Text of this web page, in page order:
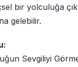
bir yolculuğa
gelebilir.
Sevgiliyi